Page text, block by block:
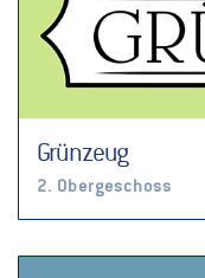
Grünzeug
2. Obergeschoss